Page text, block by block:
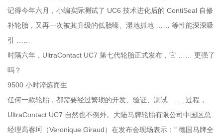
记得今年六月，小编实际测试了 UC6 技术进化后的 ContiSeal 自修
补轮胎，又再一次被其升级的低胎噪、湿地抓地 …… 等性能深深吸
引 ……
时隔六年，UltraContact UC7 第七代轮胎正式发布，它 …… 更强了
吗？
9500 小时淬炼而生
任何一款轮胎，都需要经过繁琐的开发、验证、测试 …… 过程，
UltraContact UC7 自然也不例外。大陆马牌轮胎有限公司中国区总
经理高睿珂（Veronique Giraud）在发布会现场表示：" 德国马牌全